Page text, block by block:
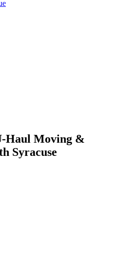
Haul Moving &
Syracuse